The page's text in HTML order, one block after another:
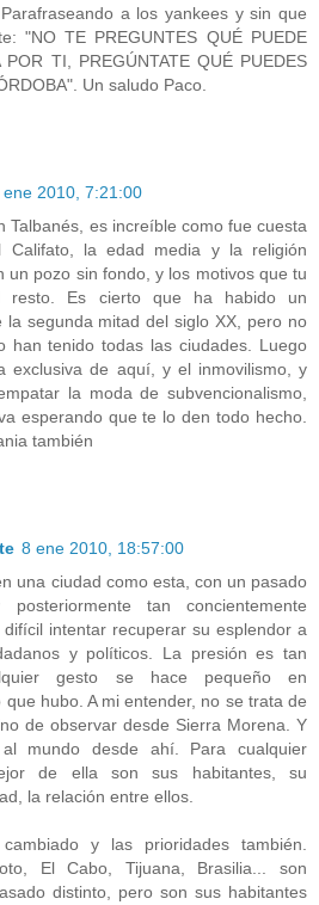
a los yankees y sin que
"NO TE PREGUNTES QUÉ PUEDE
POR TI, PREGÚNTATE QUÉ PUEDES
Un saludo Paco.
ene 2010, 7:21:00
Talbanés, es increíble como fue cuesta
Califato, la edad media y la religión
un pozo sin fondo, y los motivos que tu
resto. Es cierto que ha habido un
la segunda mitad del siglo XX, pero no
han tenido todas las ciudades. Luego
exclusiva de aquí, y el inmovilismo, y
la moda de subvencionalismo,
esperando que te lo den todo hecho.
también
8 ene 2010, 18:57:00
una ciudad como esta, con un pasado
tan concientemente
intentar recuperar su esplendor a
y políticos. La presión es tan
gesto se hace pequeño en
hubo. A mi entender, no se trata de
de observar desde Sierra Morena. Y
mundo desde ahí. Para cualquier
de ella son sus habitantes, su
la relación entre ellos.
y las prioridades también.
El Cabo, Tijuana, Brasilia... son
distinto, pero son sus habitantes